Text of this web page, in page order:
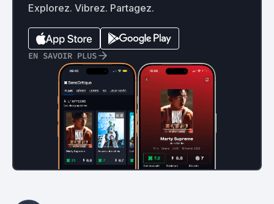
Explorez. Vibrez. Partagez.
EN SAVOIR PLUS